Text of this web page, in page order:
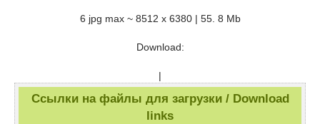
6 jpg max ~ 8512 x 6380 | 55. 8 Mb
Download:
|
Ссылки на файлы для загрузки / Download
links